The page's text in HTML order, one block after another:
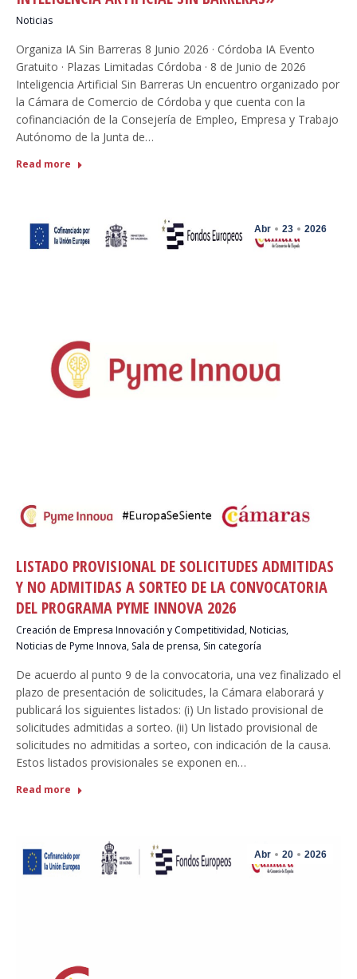
Noticias
Organiza IA Sin Barreras 8 Junio 2026 · Córdoba IA Evento
Gratuito · Plazas Limitadas Córdoba · 8 de Junio de 2026
Inteligencia Artificial Sin Barreras Un encuentro organizado por
la Cámara de Comercio de Córdoba y que cuenta con la
cofinanciación de la Consejería de Empleo, Empresa y Trabajo
Autónomo de la Junta de…
Read more
Abr 23 2026
LISTADO PROVISIONAL DE SOLICITUDES ADMITIDAS
Y NO ADMITIDAS A SORTEO DE LA CONVOCATORIA
DEL PROGRAMA PYME INNOVA 2026
Creación de Empresa Innovación y Competitividad,Noticias,
Noticias de Pyme Innova, Sala de prensa, Sin categoría
De acuerdo al punto 9 de la convocatoria, una vez finalizado el
plazo de presentación de solicitudes, la Cámara elaborará y
publicará los siguientes listados: (i) Un listado provisional de
solicitudes admitidas a sorteo. (ii) Un listado provisional de
solicitudes no admitidas a sorteo, con indicación de la causa.
Estos listados provisionales se exponen en…
Read more
Abr 20 2026